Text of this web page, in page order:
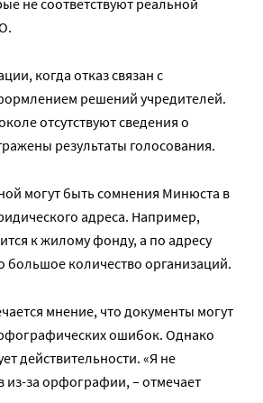
когда отказ связан с
решений учредителей.
отсутствуют сведения о
результаты голосования.
могут быть сомнения Минюста в
адреса. Например,
к жилому фонду, а по адресу
большое количество организаций.
мнение, что документы могут
ошибок. Однако
действительности. «Я не
из-за орфографии, – отмечает